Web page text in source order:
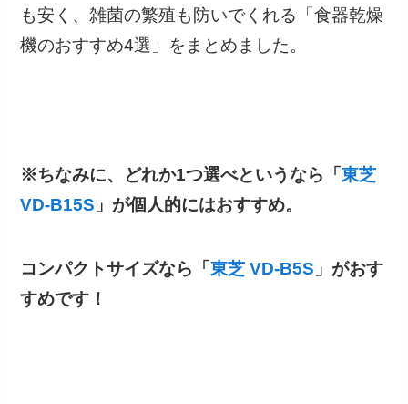
も安く、雑菌の繁殖も防いでくれる「食器乾燥
機のおすすめ4選」をまとめました。
※ちなみに、 どれか1つ選べというなら「東芝
VD-B15S 」が個人的にはおすすめ。
コンパクトサイズなら「東芝 VD-B5S 」がおす
すめです！